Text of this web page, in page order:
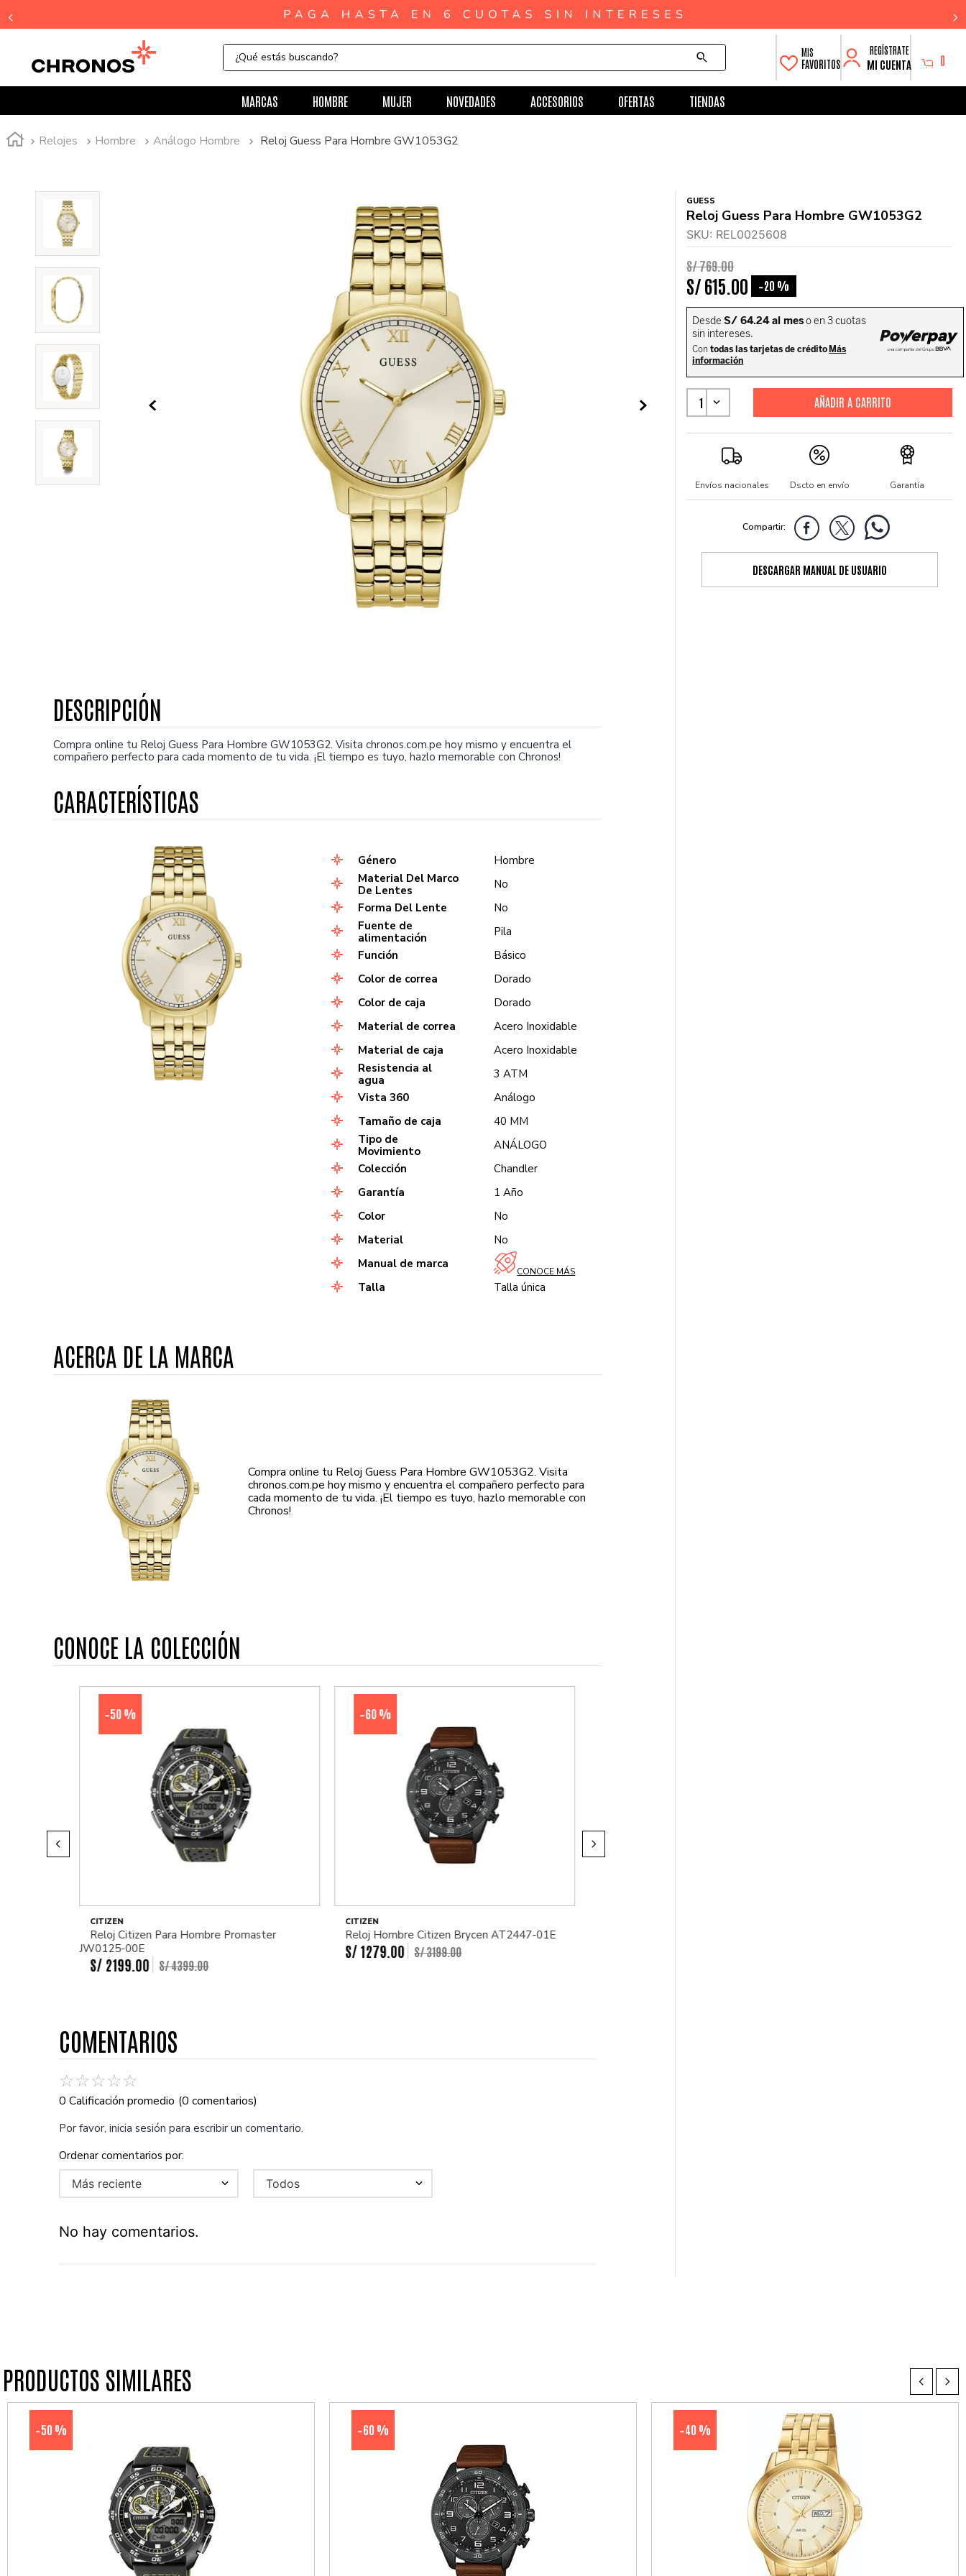
¿Qué estás buscando?
FAVORITOS MI CUENTA 0
MARCAS HOMBRE MUJER NOVEDADES ACCESORIOS OFERTAS TIENDAS
Relojes Hombre Análogo Hombre Reloj Guess Para Hombre GW1053G2
Compra online tu Reloj Guess Para Hombre GW1053G2. Visita chronos.com.pe hoy mismo y encuentra el
compañero perfecto para cada momento de tu vida. ¡El tiempo es tuyo, hazlo memorable con Chronos!
Género
Hombre
Material Del Marco
De Lentes
No
Forma Del Lente
No
Fuente de
alimentación
Pila
Función
Básico
Color de correa
Dorado
Color de caja
Dorado
Material de correa
Acero Inoxidable
Material de caja
Acero Inoxidable
Resistencia al
agua
3 ATM
Vista 360
Análogo
Tamaño de caja
40 MM
Tipo de
Movimiento
ANÁLOGO
Colección
Chandler
Garantía
1 Año
Color
No
Material
No
Manual de marca
CONOCE MÁS
Talla Talla única
ACERCA DE LA MARCA
Compra online tu Reloj Guess Para Hombre GW1053G2. Visita
chronos.com.pe hoy mismo y encuentra el compañero perfecto para
cada momento de tu vida. ¡El tiempo es tuyo, hazlo memorable con
Chronos!
CONOCE LA COLECCIÓN
-50 %
CITIZEN
Reloj Citizen Para Hombre Promaster
JW0125-00E
S/ 2199.00 S/4399.00
-60 %
CITIZEN
Reloj Hombre Citizen Brycen AT2447-01E
S/1279.00 S/3199.00
COMENTARIOS
☆☆☆☆☆
0 Calificación promedio (0 comentarios)
Por favor, inicia sesión para escribir un comentario.
Más reciente Todos
No hay comentarios.
GUESS
Reloj Guess Para Hombre GW1053G2
SKU: REL0025608
S/769.00
S/615 00 -20 %
1
Envíos nacionales Dscto en envío Garantía
DESCARGAR MANUAL DE USUARIO
PRODUCTOS SIMILARES
-50 % -60 % -40 %